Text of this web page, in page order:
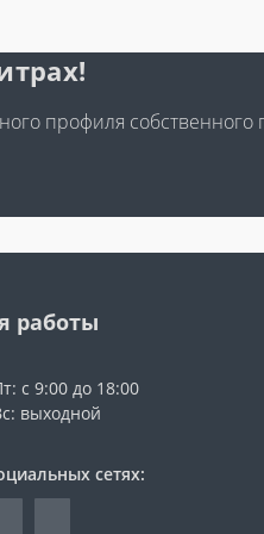
профиля собственного
работы
с 9:00 до 18:00
выходной
сетях: